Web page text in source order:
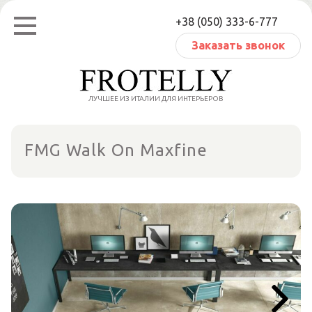
Перейти
содержанию
+38 (050) 333-6-777
Заказать звонок
ЛУЧШЕЕ ИЗ ИТАЛИИ ДЛЯ ИНТЕРЬЕРОВ
FMG Walk On Maxfine